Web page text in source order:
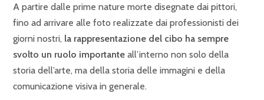
A partire dalle prime nature morte disegnate dai pittori,
fino ad arrivare alle foto realizzate dai professionisti dei
giorni nostri, la rappresentazione del cibo ha sempre
svolto un ruolo importante all’interno non solo della
storia dell’arte, ma della storia delle immagini e della
comunicazione visiva in generale.